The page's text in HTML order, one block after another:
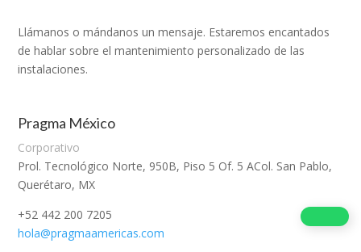
Llámanos o mándanos un mensaje. Estaremos encantados
de hablar sobre el mantenimiento personalizado de las
instalaciones.
Pragma México
Corporativo
Prol. Tecnológico Norte, 950B, Piso 5 Of. 5 ACol. San Pablo,
Querétaro, MX
+52 442 200 7205
hola@pragmaamericas.com